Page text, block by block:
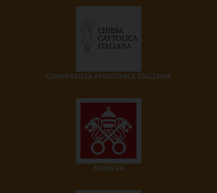
CONFERENZA EPISCOPALE ITALIANA
NEWS.VA